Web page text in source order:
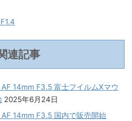
連記事
14mm F3.5 富士フイルムXマウ
2025年6月24日
14mm F3.5 国内で販売開始